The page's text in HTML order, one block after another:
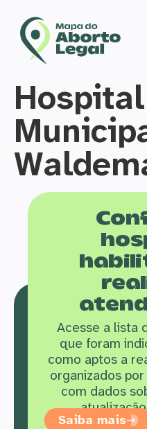
Hospital
Acesse a lista
que foram
como aptos a
organizados
com dados
Saiba mais